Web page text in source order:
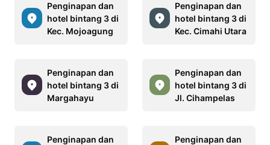
Penginapan dan
hotel bintang 3 di
Kec. Mojoagung
Penginapan dan
hotel bintang 3 di
Kec. Cimahi Utara
Penginapan dan
hotel bintang 3 di
Margahayu
Penginapan dan
hotel bintang 3 di
Jl. Cihampelas
Penginapan dan
Penginapan dan